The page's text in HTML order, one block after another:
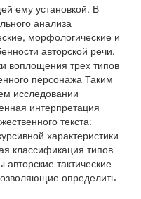
ему установкой. В
анализа
морфологические и
авторской речи,
воплощения трех типов
персонажа Таким
исследовании
интерпретация
текста:
характеристики
классификация типов
тактические
определить